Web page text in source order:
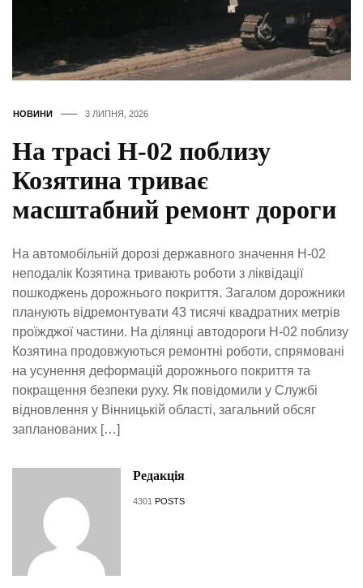
НОВИНИ 3 ЛИПНЯ, 2026
На трасі Н-02 поблизу
Козятина триває
масштабний ремонт дороги
На автомобільній дорозі державного значення Н-02
неподалік Козятина тривають роботи з ліквідації
пошкоджень дорожнього покриття. Загалом дорожники
планують відремонтувати 43 тисячі квадратних метрів
проїжджої частини. На ділянці автодороги Н-02 поблизу
Козятина продовжуються ремонтні роботи, спрямовані
на усунення деформацій дорожнього покриття та
покращення безпеки руху. Як повідомили у Службі
відновлення у Вінницькій області, загальний обсяг
запланованих […]
Редакція
4301 POSTS